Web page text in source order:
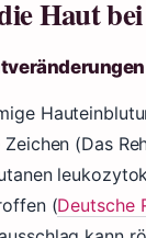
Haut
Zeichen (Das
(Deutsche